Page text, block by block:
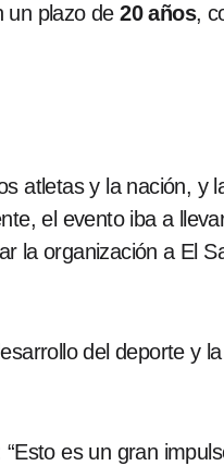
un plazo de20 años,
atletas y la nación, y
el evento iba a
la organización a El
del deporte y
es un gran